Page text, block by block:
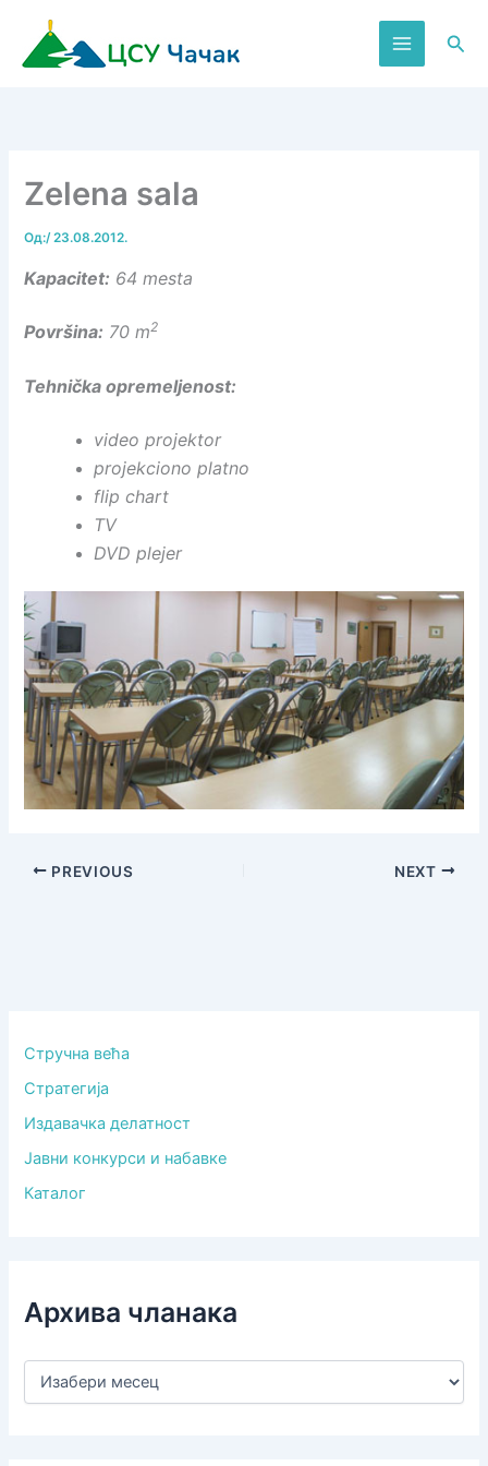
садржај
Zelena sala
Од:/23.08.2012.
Kapacitet: 64 mesta
Površina: 70 m2
Tehnička opremeljenost:
video projektor
projekciono platno
flip chart
TV
DVD plejer
PREVIOUS NEXT
Стручна већа
Стратегија
Издавачка делатност
Јавни конкурси и набавке
Каталог
Архива чланака
А